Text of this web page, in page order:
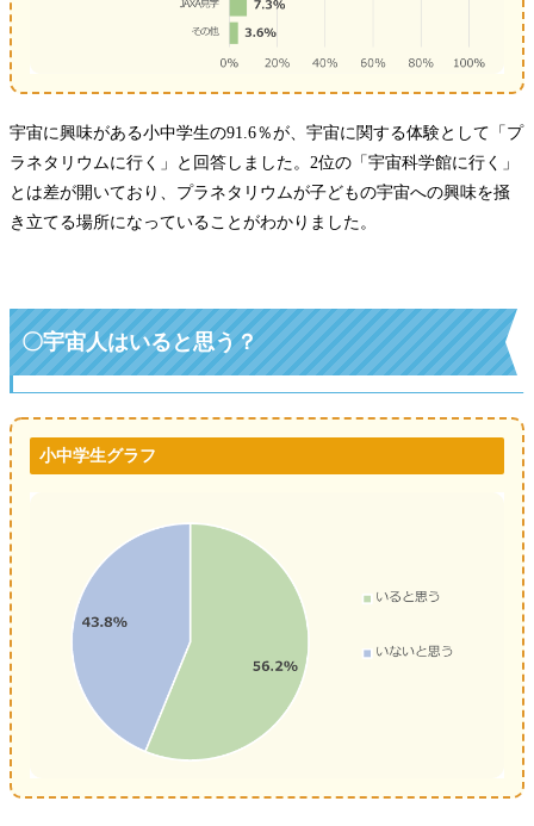
宇宙に興味がある小中学生の91.6％が、宇宙に関する体験として「プ
ラネタリウムに行く」と回答しました。2位の「宇宙科学館に行く」
とは差が開いており、プラネタリウムが子どもの宇宙への興味を掻
き立てる場所になっていることがわかりました。
〇宇宙人はいると思う？
小中学生グラフ